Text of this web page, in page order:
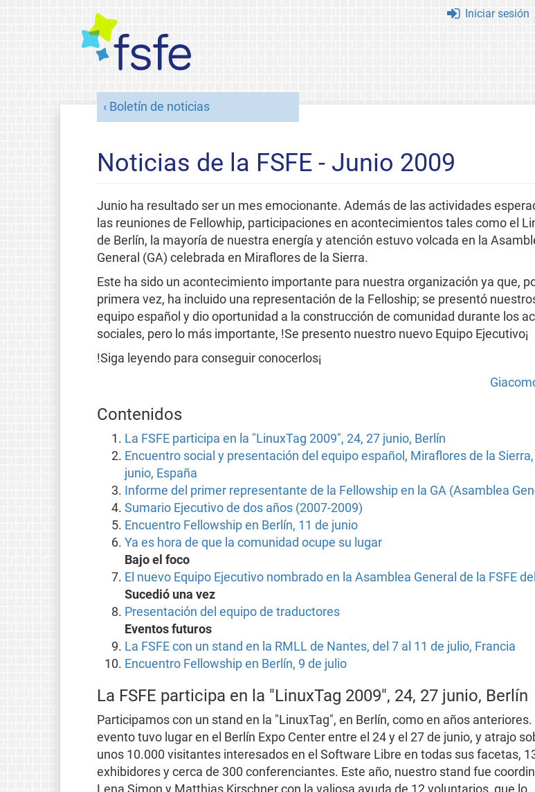
Iniciar sesión
Boletín de noticias
Noticias de la FSFE - Junio 2009
Junio ha resultado ser un mes emocionante. Además de las actividades
las reuniones de Fellowhip, participaciones en acontecimientos tales como el
de Berlín, la mayoría de nuestra energía y atención estuvo volcada en la
General (GA) celebrada en Miraflores de la Sierra.
Este ha sido un acontecimiento importante para nuestra organización ya que,
primera vez, ha incluido una representación de la Felloship; se presentó
equipo español y dio oportunidad a la construcción de comunidad durante los
sociales, pero lo más importante, !Se presento nuestro nuevo Equipo Ejecutivo¡
!Siga leyendo para conseguir conocerlos¡
Contenidos
La FSFE participa en la "LinuxTag 2009", 24, 27 junio, Berlín
Encuentro social y presentación del equipo español, Miraflores de la
junio, España
Informe del primer representante de la Fellowship en la GA (Asamblea
Sumario Ejecutivo de dos años (2007-2009)
Encuentro Fellowship en Berlín, 11 de junio
Ya es hora de que la comunidad ocupe su lugar
Bajo el foco
El nuevo Equipo Ejecutivo nombrado en la Asamblea General de la FSFE
Sucedió una vez
Presentación del equipo de traductores
Eventos futuros
La FSFE con un stand en la RMLL de Nantes, del 7 al 11 de julio, Francia
Encuentro Fellowship en Berlín, 9 de julio
La FSFE participa en la "LinuxTag 2009", 24, 27 junio, Berlín
Participamos con un stand en la "LinuxTag", en Berlín, como en años anteriores.
evento tuvo lugar en el Berlín Expo Center entre el 24 y el 27 de junio, y atrajo
unos 10.000 visitantes interesados en el Software Libre en todas sus facetas,
exhibidores y cerca de 300 conferenciantes. Este año, nuestro stand fue
Lena Simon y Matthias Kirschner con la valiosa ayuda de 12 voluntarios, que lo